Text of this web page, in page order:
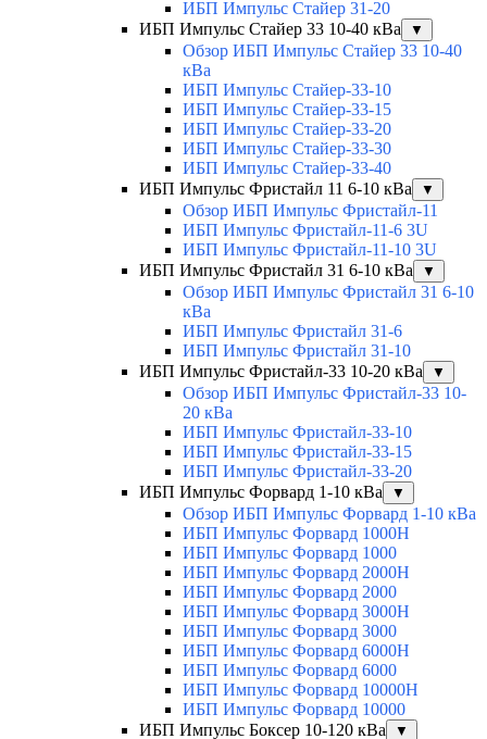
ИБП Импульс Стайер 31-20
ИБП Импульс Стайер 33 10-40 кВа
▼
Обзор ИБП Импульс Стайер 33 10-40
кВа
ИБП Импульс Стайер-33-10
ИБП Импульс Стайер-33-15
ИБП Импульс Стайер-33-20
ИБП Импульс Стайер-33-30
ИБП Импульс Стайер-33-40
ИБП Импульс Фристайл 11 6-10 кВа
▼
Обзор ИБП Импульс Фристайл-11
ИБП Импульс Фристайл-11-6 3U
ИБП Импульс Фристайл-11-10 3U
ИБП Импульс Фристайл 31 6-10 кВа
▼
Обзор ИБП Импульс Фристайл 31 6-10
кВа
ИБП Импульс Фристайл 31-6
ИБП Импульс Фристайл 31-10
ИБП Импульс Фристайл-33 10-20 кВа
▼
Обзор ИБП Импульс Фристайл-33 10-
20 кВа
ИБП Импульс Фристайл-33-10
ИБП Импульс Фристайл-33-15
ИБП Импульс Фристайл-33-20
ИБП Импульс Форвард 1-10 кВа
▼
Обзор ИБП Импульс Форвард 1-10 кВа
ИБП Импульс Форвард 1000H
ИБП Импульс Форвард 1000
ИБП Импульс Форвард 2000H
ИБП Импульс Форвард 2000
ИБП Импульс Форвард 3000H
ИБП Импульс Форвард 3000
ИБП Импульс Форвард 6000H
ИБП Импульс Форвард 6000
ИБП Импульс Форвард 10000H
ИБП Импульс Форвард 10000
ИБП Импульс Боксер 10-120 кВа
▼